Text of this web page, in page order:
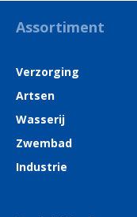
Assortiment
Verzorging
Artsen
Wasserij
Zwembad
Industrie